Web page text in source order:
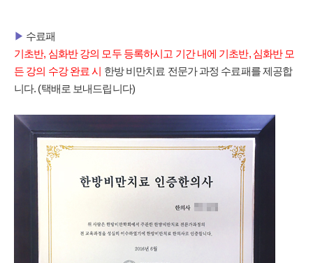
▶ 수료패
기초반, 심화반 강의 모두 등록하시고 기간 내에 기초반, 심화반 모
든 강의 수강 완료 시 한방 비만치료 전문가 과정 수료패를 제공합
니다. (택배로 보내드립니다)